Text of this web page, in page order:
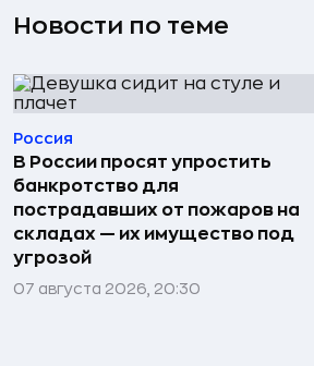
Новости по теме
Россия
В России просят упростить
банкротство для
пострадавших от пожаров на
складах — их имущество под
угрозой
07 августа 2026, 20:30